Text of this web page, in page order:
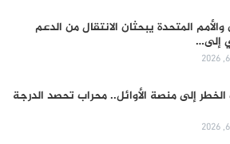
المتحدة يبحثان الانتقال من الدعم
إلى…
إلى منصة الأوائل.. محراب تحصد الدرجة